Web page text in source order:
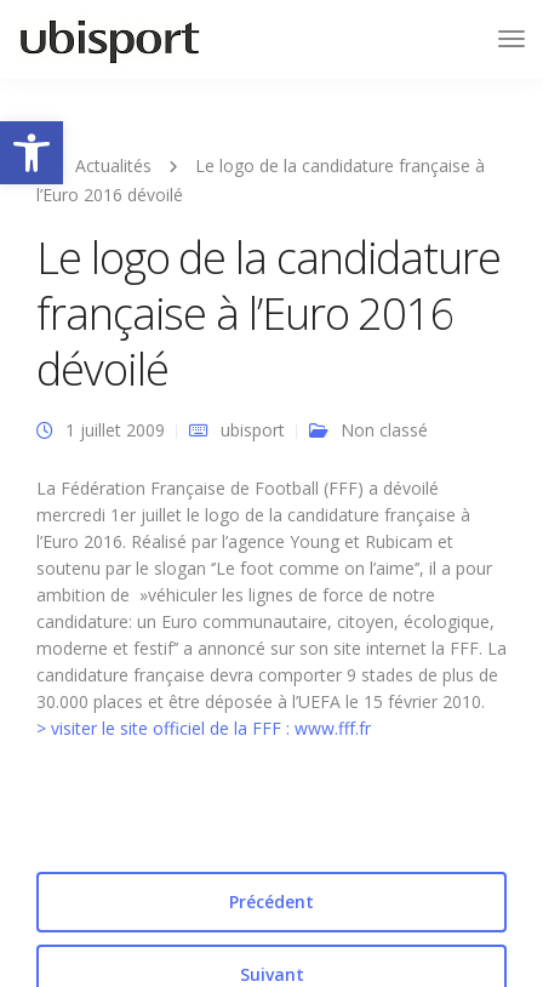
Ouvrir la barre d’outils
Actualités
Le logo de la candidature française à
l’Euro 2016 dévoilé
Le logo de la candidature
française à l’Euro 2016
dévoilé
1 juillet 2009 ubisport Non classé
La Fédération Française de Football (FFF) a dévoilé
mercredi 1er juillet le logo de la candidature française à
l’Euro 2016. Réalisé par l’agence Young et Rubicam et
soutenu par le slogan ‘’Le foot comme on l’aime’’, il a pour
ambition de »véhiculer les lignes de force de notre
candidature: un Euro communautaire, citoyen, écologique,
moderne et festif’’ a annoncé sur son site internet la FFF. La
candidature française devra comporter 9 stades de plus de
30.000 places et être déposée à l’UEFA le 15 février 2010.
> visiter le site officiel de la FFF : www.fff.fr
Précédent
Suivant